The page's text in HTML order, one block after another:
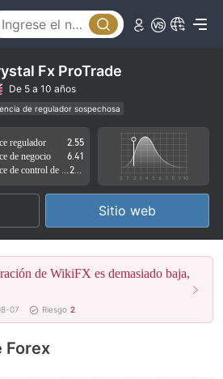
Fx ProTrade
De 5 a 10 años
de regulador sospechosa
de negocio sospechoso
Riesgo potencial alto
regulador
2.55
de negocio
6.41
Sitio web
de WikiFX es demasiado baja,
07 Riesgo 2
Forex